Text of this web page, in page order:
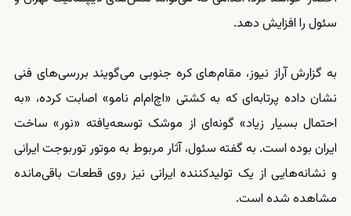
سئول را افزایش دهد.
به گزارش آراز نیوز، مقام‌های کره جنوبی می‌گویند بررسی‌های فنی
نشان داده پرتابه‌ای که به کشتی «اچ‌ام‌ام نامو» اصابت کرده، «به
احتمال بسیار زیاد» گونه‌ای از موشک توسعه‌یافته «نور» ساخت
ایران بوده است. به گفته سئول، آثار مربوط به موتور توربوجت ایرانی
و نشانه‌هایی از یک تولیدکننده ایرانی نیز روی قطعات باقی‌مانده
مشاهده شده است.